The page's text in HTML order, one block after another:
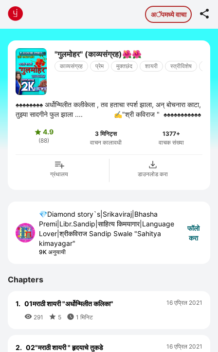
अॅपमध्ये वाचा 
"गुलमोहर" (काव्यसंग्रह)🌺🌺
काव्यसंग्रह प्रेम मुक्तछंद शायरी स्त्रीविशेष
♠️♠️♠️♠️♠️♠️♠️♠️ अर्धोन्मिलीत कलीकेला , तव हताचा स्पर्श झाला, अन् बोचनारा काटा,
तुझ्या सादगीने फुल झाला .... ✍️"श्री कविराज " ♠️♠️♠️♠️♠️♠️♠️♠️♠️♠️♠️
4.9
(88)
3 मिनिट्स
वाचन कालावधी
1377+
वाचक संख्या
ग्रंथालय डाउनलोड करा
💎Diamond story`s|Srikaviraj|Bhasha
Premi|Libr.Sandip|साहित्य किमयागार|Language
Lover|श्रीकविराज Sandip Swale "Sahitya
kimayagar"
9K अनुयायी
फॉलो
करा
Chapters
1. 01मराठी शायरी "अर्धोन्मिलीत कलिका"
 291  5  1 मिनिट
16 एप्रिल 2021
2. 02"मराठी शायरी " हृदयाचे तुकडे 16 एप्रिल 2021